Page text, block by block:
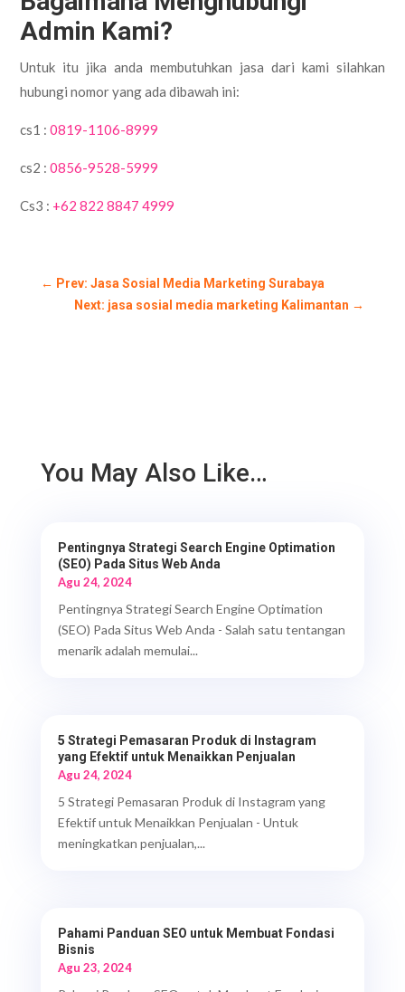
Admin Kami?
Untuk itu jika anda membutuhkan jasa dari kami silahkan
hubungi nomor yang ada dibawah ini:
cs1 : 0819-1106-8999
cs2 :0856-9528-5999
Cs3 : +62 822 8847 4999
← Prev: Jasa Sosial Media Marketing Surabaya
Next: jasa sosial media marketing Kalimantan →
You May Also Like…
Pentingnya Strategi Search Engine Optimation
(SEO) Pada Situs Web Anda
Agu 24, 2024
Pentingnya Strategi Search Engine Optimation
(SEO) Pada Situs Web Anda - Salah satu tentangan
menarik adalah memulai...
5 Strategi Pemasaran Produk di Instagram
yang Efektif untuk Menaikkan Penjualan
Agu 24, 2024
5 Strategi Pemasaran Produk di Instagram yang
Efektif untuk Menaikkan Penjualan - Untuk
meningkatkan penjualan,...
Pahami Panduan SEO untuk Membuat Fondasi
Bisnis
Agu 23, 2024